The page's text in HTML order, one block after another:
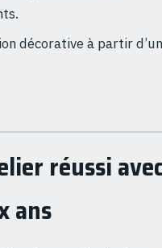
décorative à partir
réussi
ans